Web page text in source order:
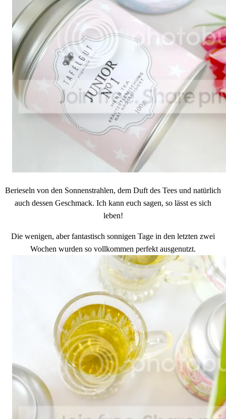
Berieseln von den Sonnenstrahlen, dem Duft des Tees und natürlich
auch dessen Geschmack. Ich kann euch sagen, so lässt es sich
leben!
Die wenigen, aber fantastisch sonnigen Tage in den letzten zwei
Wochen wurden so vollkommen perfekt ausgenutzt.